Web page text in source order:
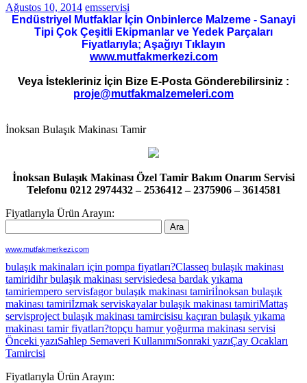
Ağustos 10, 2014 emsservisi
Endüstriyel Mutfaklar İçin Onbinlerce Malzeme - Sanayi
Tipi Çok Çeşitli Ekipmanlar ve Yedek Parçaları
Fiyatlarıyla; Aşağıyı Tıklayın
www.mutfakmerkezi.com
Veya İstekleriniz İçin Bize E-Posta Gönderebilirsiniz :
proje@mutfakmalzemeleri.com
İnoksan Bulaşık Makinası Tamir
İnoksan Bulaşık Makinası Özel Tamir Bakım Onarım Servisi
Telefonu 0212 2974432 – 2536412 – 2375906 – 3614581
Fiyatlarıyla Ürün Arayın:
www.mutfakmerkezi.com
bulaşık makinaları için pompa fiyatları?Classeq bulaşık makinası
tamiridihr bulaşık makinası servisiedesa bardak yıkama
tamiriempero servisfagor bulaşık makinası tamiriİnoksan bulaşık
makinası tamiriİzmak serviskayalar bulaşık makinası tamiriMattaş
servisproject bulaşık makinası tamircisisu kaçıran bulaşık yıkama
makinası tamir fiyatları?topçu hamur yoğurma makinası servisi
Yazı
dolaşımı
Önceki yazıSahlep Semaveri KullanımıSonraki yazıÇay Ocakları
Tamircisi
Fiyatlarıyla Ürün Arayın: